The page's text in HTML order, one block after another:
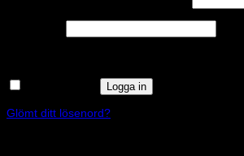
Logga in
Glömt ditt lösenord?